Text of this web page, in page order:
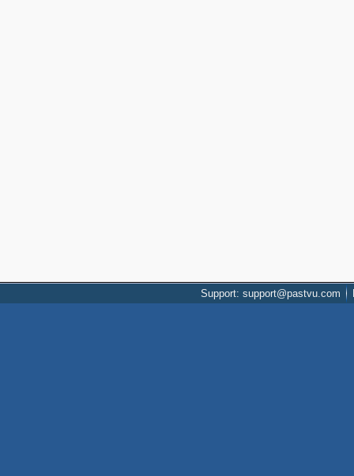
Support: support@pastvu.com